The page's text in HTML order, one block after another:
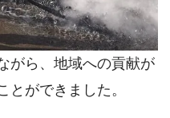
がら、地域への貢献が
とができました。